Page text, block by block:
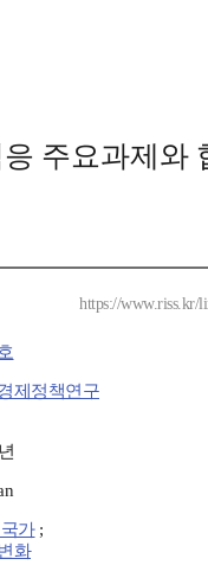
주요과제와
https://www.riss.kr/
제정책연구
가;
화